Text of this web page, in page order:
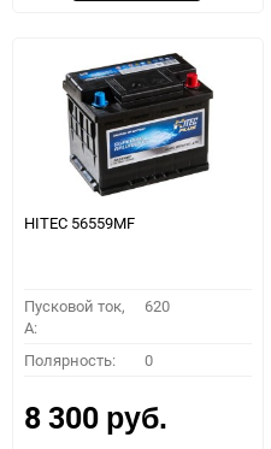
HITEC 56559MF
Пусковой ток,
A:
620
Полярность: 0
8 300 руб.